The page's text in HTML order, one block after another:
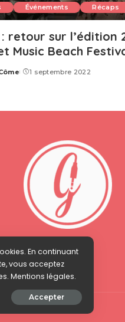
Événements Récaps
retour sur l’édition
Music Beach
1 septembre 2022
En continuant
vous acceptez
Mentions légales.
Accepter